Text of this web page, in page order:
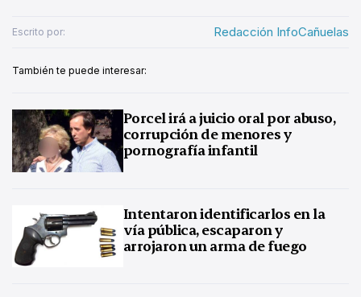
Escrito por: Redacción InfoCañuelas
También te puede interesar:
Porcel irá a juicio oral por abuso,
corrupción de menores y
pornografía infantil
Intentaron identificarlos en la
vía pública, escaparon y
arrojaron un arma de fuego